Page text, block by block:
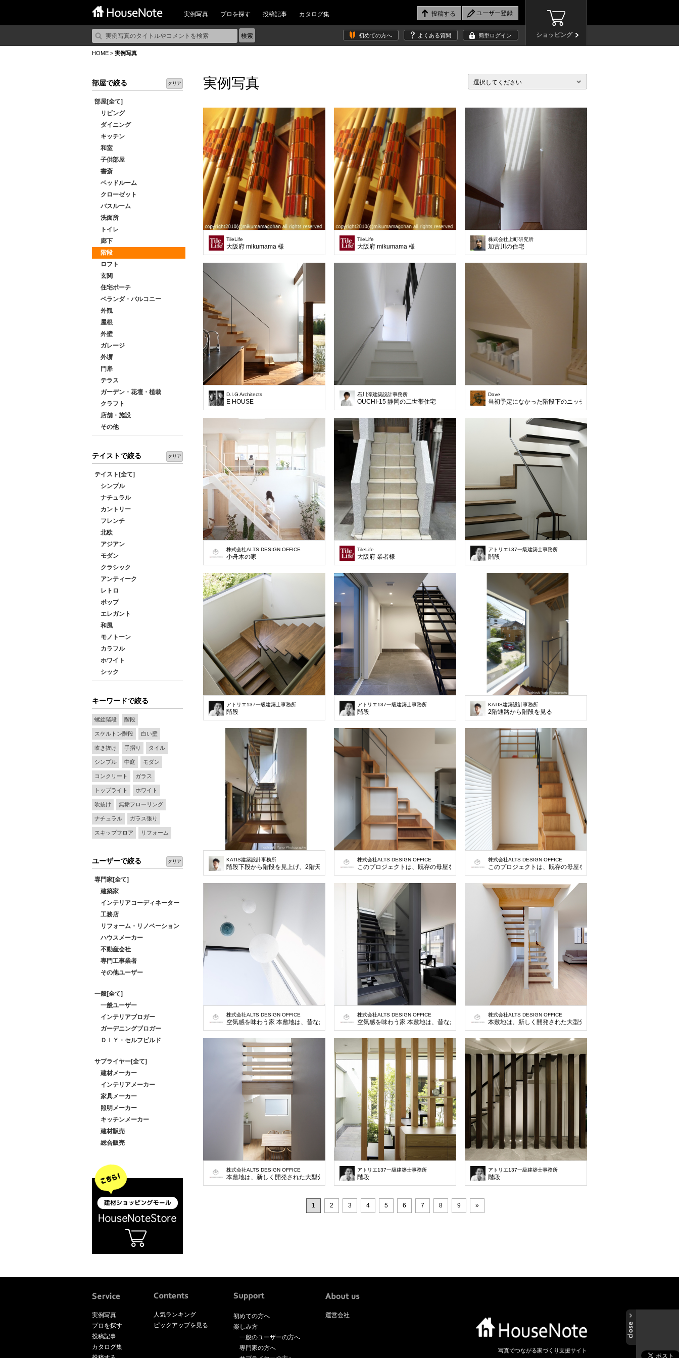
実例写真 プロを探す 投稿記事 カタログ集
ショッピング
初めての方へ よくある質問 簡単ログイン
HOME > 実例写真
部屋で絞る クリア
部屋[全て]
リビング
ダイニング
キッチン
和室
子供部屋
書斎
ベッドルーム
クローゼット
バスルーム
洗面所
トイレ
廊下
階段
ロフト
玄関
住宅ポーチ
ベランダ・バルコニー
外観
屋根
外壁
ガレージ
外塀
門扉
テラス
ガーデン・花壇・植栽
クラフト
店舗・施設
その他
テイストで絞る クリア
テイスト[全て]
シンプル
ナチュラル
カントリー
フレンチ
北欧
アジアン
モダン
クラシック
アンティーク
レトロ
ポップ
エレガント
和風
モノトーン
カラフル
ホワイト
シック
キーワードで絞る
螺旋階段 階段
スケルトン階段 白い壁
吹き抜け 手摺り タイル
シンプル 中庭 モダン
コンクリート ガラス
トップライト ホワイト
吹抜け 無垢フローリング
ナチュラル ガラス張り
スキップフロア リフォーム
ユーザーで絞る クリア
専門家[全て]
建築家
インテリアコーディネーター
工務店
リフォーム・リノベーション
ハウスメーカー
不動産会社
専門工事業者
その他ユーザー
一般[全て]
一般ユーザー
インテリアブロガー
ガーデニングブロガー
ＤＩＹ・セルフビルド
サプライヤー[全て]
建材メーカー
インテリアメーカー
家具メーカー
照明メーカー
キッチンメーカー
建材販売
総合販売
実例写真 選択してください
TileLife
大阪府 mikumama 様
TileLife
大阪府 mikumama 様
株式会社上町研究所
加古川の住宅
D.I.G Architects
E HOUSE
石川淳建築設計事務所
OUCHI-15 静岡の二世帯住宅
Dave
当初予定になかった階段下のニッチ
株式会社ALTS DESIGN OFFICE
小舟木の家
TileLife
大阪府 業者様
アトリエ137一級建築士事務所
階段
アトリエ137一級建築士事務所
階段
アトリエ137一級建築士事務所
階段
KATIS建築設計事務所
2階通路から階段を見る
KATIS建築設計事務所
階段下段から階段を見上げ、2階天井をみる。 廊下の突き当りは姿見を設け奥行きを演出。 階段手摺は2階から下げおろし浮遊感を与える。
株式会社ALTS DESIGN OFFICE
このプロジェクトは、既存の母屋を解体し、家族5人が快適に暮らせる新しい平屋住宅を建設するものです。 私た
株式会社ALTS DESIGN OFFICE
このプロジェクトは、既存の母屋を解体し、家族5人が快適に暮ら
株式会社ALTS DESIGN OFFICE
空気感を味わう家 本敷地は、昔ながらの分譲地にある一画の既存住宅の建て替えの計画です。 クライアントの要望は、コンパクトでも伸びやかに自分たちの好き
株式会社ALTS DESIGN OFFICE
空気感を味わう家 本敷地は、昔ながらの分譲地にある一画の既存住宅の建て替えの計画です。 クライアントの要望
株式会社ALTS DESIGN OFFICE
本敷地は、新しく開発された大型分譲地の一画の土地で大通りに面
株式会社ALTS DESIGN OFFICE
本敷地は、新しく開発された大型分譲地の一画の土地で大通りに面している130㎡(39坪)の土地です。この地域では、車を2台以上停めることが条件で、建築でき
アトリエ137一級建築士事務所
階段
アトリエ137一級建築士事務所
階段
1 2 3 4 5 6 7 8 9 »
実例写真
プロを探す
投稿記事
カタログ集
人気ランキング
ピックアップを見る
初めての方へ
楽しみ方
一般のユーザーの方へ
専門家の方へ
運営会社
写真でつながる家づくり支援サイト